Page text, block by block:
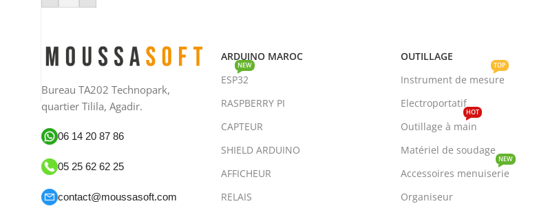
moussasoft.diy
Bureau TA202 Technopark,
quartier Tilila, Agadir.
06 14 20 87 86
05 25 62 62 25
contact@moussasoft.com
ARDUINO MAROC
ESP32
NEW
RASPBERRY PI
CAPTEUR
SHIELD ARDUINO
AFFICHEUR
RELAIS
OUTILLAGE
Instrument de mesure
TOP
Electroportatif
Outillage à main
HOT
Matériel de soudage
Accessoires menuiserie
NEW
Organiseur